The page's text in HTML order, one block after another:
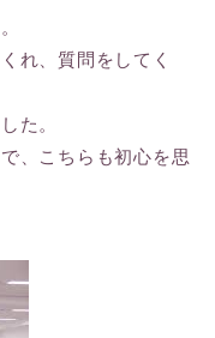
れ、質問をしてく
た。
、こちらも初心を思